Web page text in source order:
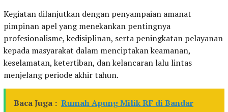
Kegiatan dilanjutkan dengan penyampaian amanat
pimpinan apel yang menekankan pentingnya
profesionalisme, kedisiplinan, serta peningkatan pelayanan
kepada masyarakat dalam menciptakan keamanan,
keselamatan, ketertiban, dan kelancaran lalu lintas
menjelang periode akhir tahun.
Baca Juga : Rumah Apung Milik RF di Bandar